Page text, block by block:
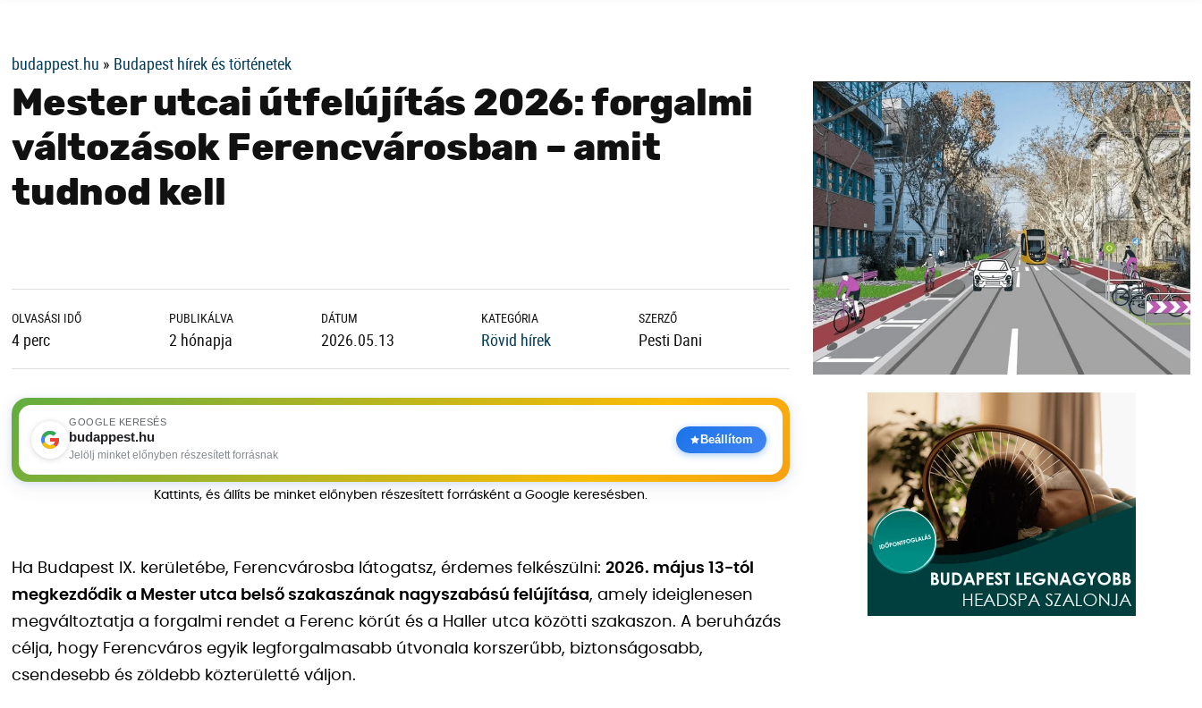
budappest.hu » Budapest hírek és történetek
Mester utcai útfelújítás 2026: forgalmi
változások Ferencvárosban – amit
tudnod kell
OLVASÁSI IDŐ
4 perc
PUBLIKÁLVA
2 hónapja
DÁTUM
2026.05.13
KATEGÓRIA
Rövid hírek
SZERZŐ
Pesti Dani
GOOGLE KERESÉS
budappest.hu
Jelölj minket előnyben részesített forrásnak
Beállítom
Kattints, és állíts be minket előnyben részesített forrásként a Google keresésben.
Ha Budapest IX. kerületébe, Ferencvárosba látogatsz, érdemes felkészülni: 2026. május 13-tól
megkezdődik a Mester utca belső szakaszának nagyszabású felújítása, amely ideiglenesen
megváltoztatja a forgalmi rendet a Ferenc körút és a Haller utca közötti szakaszon. A beruházás
célja, hogy Ferencváros egyik legforgalmasabb útvonala korszerűbb, biztonságosabb,
csendesebb és zöldebb közterületté váljon.